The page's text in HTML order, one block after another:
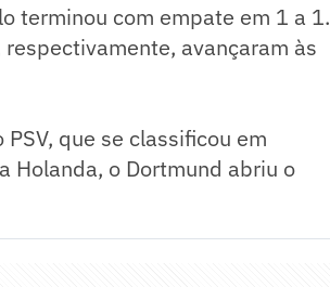
terminou com empate em 1 a 1.
avançaram às
que se classificou em
Holanda, o Dortmund abriu o